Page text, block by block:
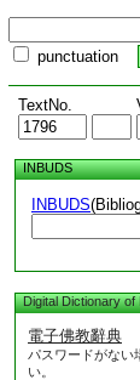
punctuation
TextNo.
INBUDS
INBUDS
Digital Dictionary of
電子佛教辭典
パスワードがない
い。